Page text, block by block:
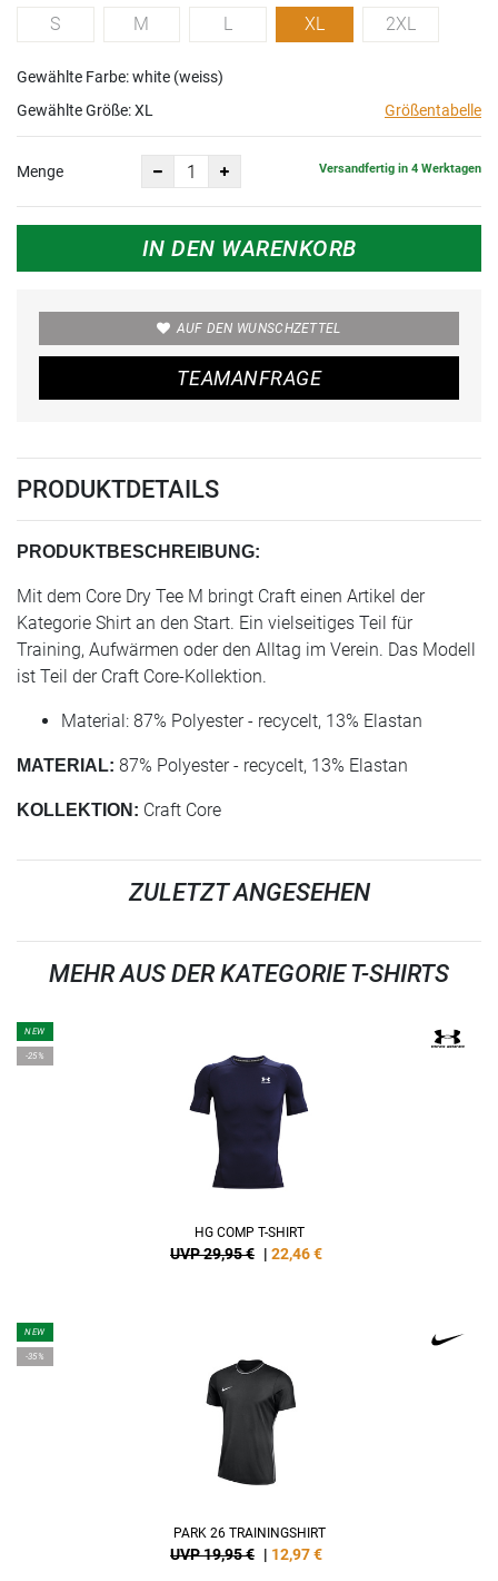
S M L XL 2XL
Gewählte Farbe: white (weiss)
Gewählte Größe:XL Größentabelle
Menge Versandfertig in 4 Werktagen
IN DEN WARENKORB
AUF DEN WUNSCHZETTEL
TEAMANFRAGE
PRODUKTDETAILS
PRODUKTBESCHREIBUNG:
Mit dem Core Dry Tee M bringt Craft einen Artikel der
Kategorie Shirt an den Start. Ein vielseitiges Teil für
Training, Aufwärmen oder den Alltag im Verein. Das Modell
ist Teil der Craft Core-Kollektion.
Material: 87% Polyester - recycelt, 13% Elastan
MATERIAL: 87% Polyester - recycelt, 13% Elastan
KOLLEKTION: Craft Core
ZULETZT ANGESEHEN
MEHR AUS DER KATEGORIE T-SHIRTS
NEW
-25%
HG COMP T-SHIRT
UVP 29,95 € | 22,46€
NEW
-35%
PARK 26 TRAININGSHIRT
UVP 19,95 € | 12,97€